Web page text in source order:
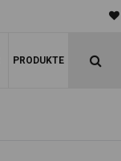
PRODUKTE